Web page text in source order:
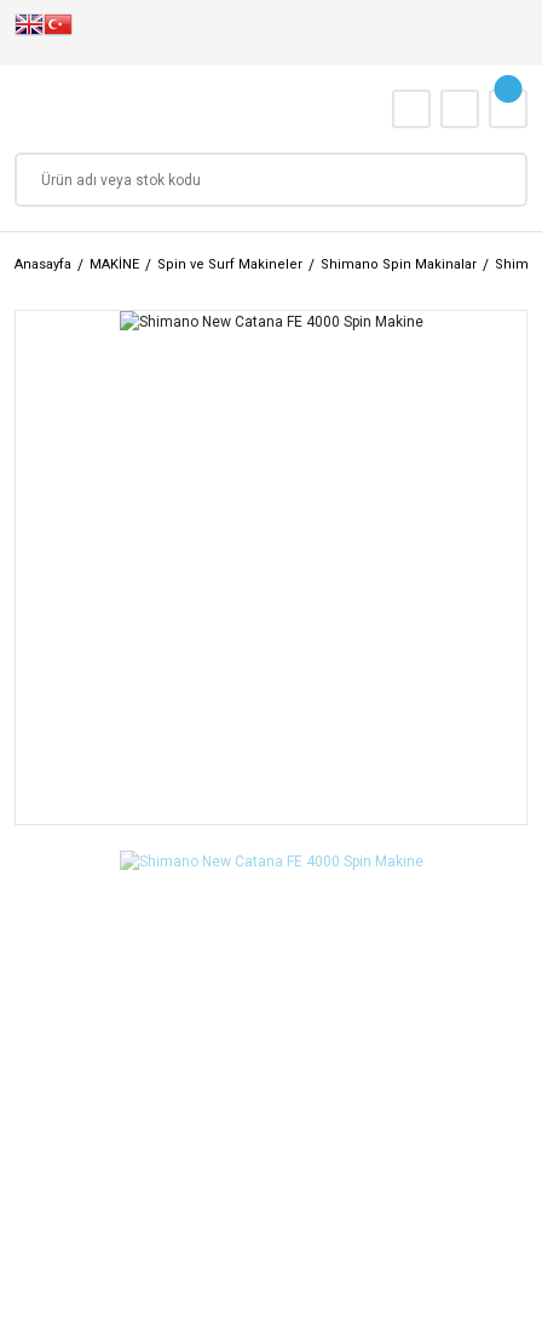
Anasayfa MAKİNE Spin ve Surf Makineler Shimano Spin Makinalar